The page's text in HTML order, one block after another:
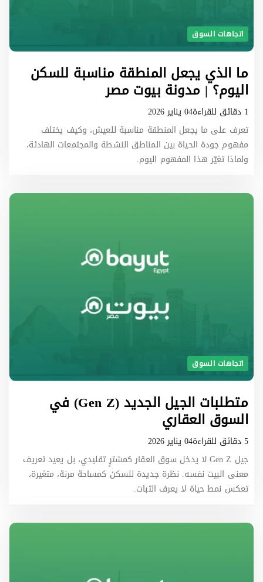
اتجاهات السوق
ما الذي يجعل المنطقة مناسبة للسكن
اليوم؟ | مدونة بيوت مصر
1 دقائق للقراءة
04 يناير 2026
تعرف على ما يجعل المنطقة مناسبة للعيش، وكيف يختلف
مفهوم جودة الحياة بين المناطق النشطة والمجتمعات الهادئة،
ولماذا تغيّر هذا المفهوم اليوم.
اتجاهات السوق
متطلبات الجيل الجديد (Gen Z) في
السوق العقاري
5 دقائق للقراءة
04 يناير 2026
جيل Gen Z لا يدخل سوق العقار كمشترٍ تقليدي، بل يعيد تعريف
معنى البيت نفسه. نظرة جديدة للسكن كمساحة مرنة، متغيرة،
تعكس نمط حياة لا يعرف الثبات.